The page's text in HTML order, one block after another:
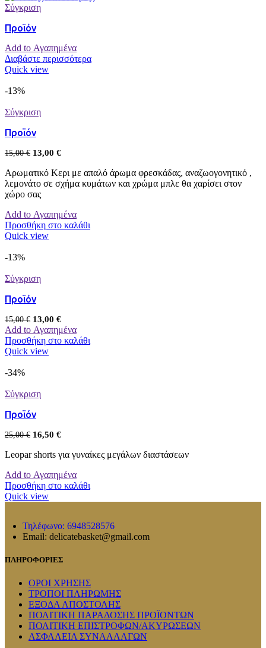
Σύγκριση
Προϊόν
Add to Αγαπημένα
Διαβάστε περισσότερα
Quick view
-13%
Σύγκριση
Προϊόν
15,00€ 13,00 €
Αρωματικό Κερι με απαλό άρωμα φρεσκάδας, αναζωογονητικό ,
λεμονάτο σε σχήμα κυμάτων και χρώμα μπλε θα χαρίσει στον
χώρο σας
Add to Αγαπημένα
Προσθήκη στο καλάθι
Quick view
-13%
Σύγκριση
Προϊόν
15,00€ 13,00 €
Add to Αγαπημένα
Προσθήκη στο καλάθι
Quick view
-34%
Σύγκριση
Προϊόν
25,00€ 16,50 €
Leopar shorts για γυναίκες μεγάλων διαστάσεων
Add to Αγαπημένα
Προσθήκη στο καλάθι
Quick view
Τηλέφωνο: 6948528576
Email: delicatebasket@gmail.com
ΠΛΗΡΟΦΟΡΙΕΣ
ΟΡΟΙ ΧΡΗΣΗΣ
ΤΡΟΠΟΙ ΠΛΗΡΩΜΗΣ
ΕΞΟΔΑ ΑΠΟΣΤΟΛΗΣ
ΠΟΛΙΤΙΚΗ ΠΑΡΑΔΟΣΗΣ ΠΡΟΪΟΝΤΩΝ
ΠΟΛΙΤΙΚΗ ΕΠΙΣΤΡΟΦΩΝ/ΑΚΥΡΩΣΕΩΝ
ΑΣΦΑΛΕΙΑ ΣΥΝΑΛΛΑΓΩΝ